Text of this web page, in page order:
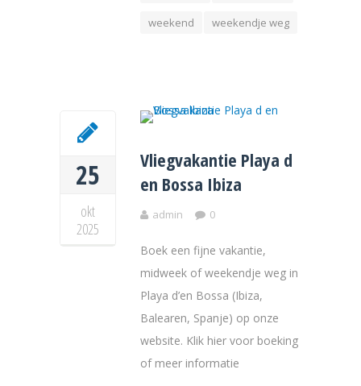
weekend weekendje weg
25
okt
2025
Vliegvakantie Playa d
en Bossa Ibiza
admin 0
Boek een fijne vakantie,
midweek of weekendje weg in
Playa d’en Bossa (Ibiza,
Balearen, Spanje) op onze
website. Klik hier voor boeking
of meer informatie